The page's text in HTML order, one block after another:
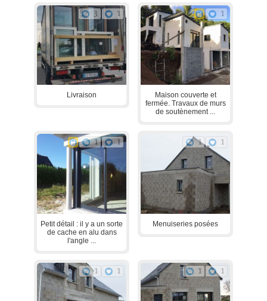
3 1
Livraison
1
Maison couverte et
fermée. Travaux de murs
de soutènement ...
1 1
Petit détail : il y a un sorte
de cache en alu dans
l'angle ...
1 1
Menuiseries posées
1 1 1 1